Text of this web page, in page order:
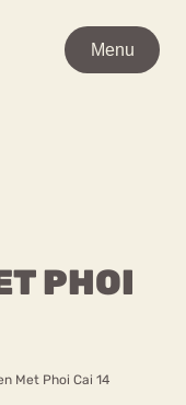
Menu
PHOI
Met Phoi Cai 14
Menu
OP